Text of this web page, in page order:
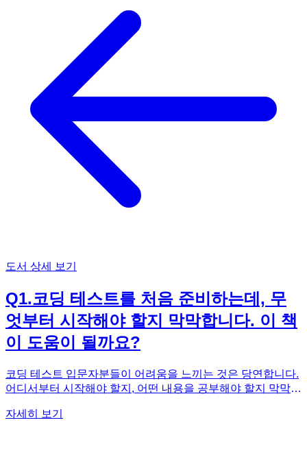
도서 상세 보기
Q1.코딩 테스트를 처음 준비하는데, 무
엇부터 시작해야 할지 막막합니다. 이 책
이 도움이 될까요?
코딩 테스트 입문자분들이 어려움을 느끼는 것은 당연합니다.
어디서부터 시작해야 할지, 어떤 내용을 공부해야 할지 막막할
한 분들을 위해 만들어진 책입니다. 이 책은 코딩 테스트에서
자세히 보기